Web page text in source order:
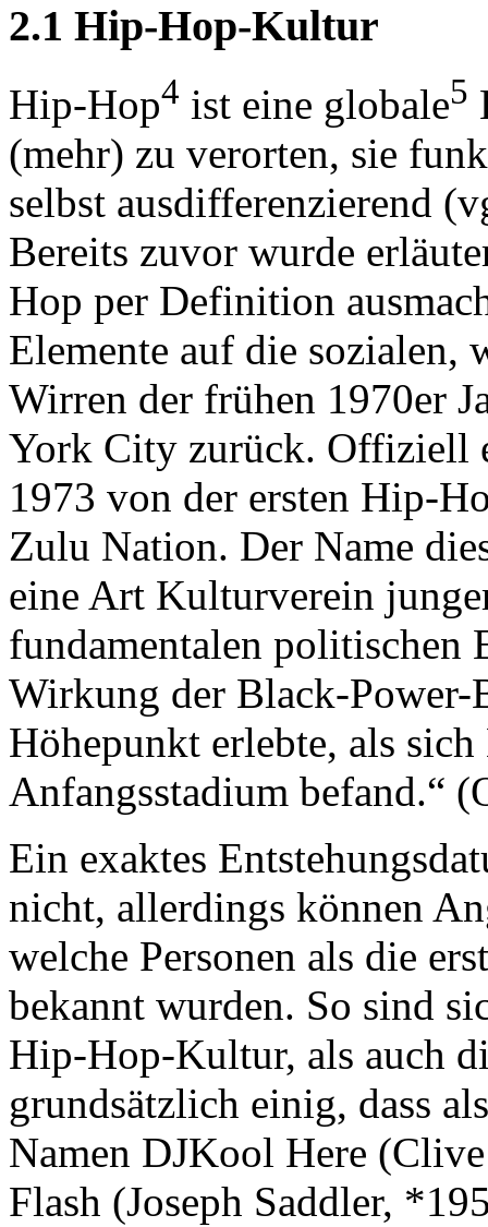
2.1 Hip-Hop-Kultur
Hip-Hop4 ist eine globale5
(mehr) zu verorten, sie
selbst ausdifferenzierend
Bereits zuvor wurde
Hop per Definition
Elemente auf die
Wirren der frühen 1970er
York City zurück. Offiziell
1973 von der ersten Hip-
Zulu Nation. Der Name
eine Art Kulturverein
fundamentalen
Wirkung der Black-Power-
Höhepunkt erlebte, als
Anfangsstadium befand.“
Ein exaktes
nicht, allerdings können
welche Personen als die
bekannt wurden. So sind
Hip-Hop-Kultur, als auch
grundsätzlich einig, dass
Namen DJKool Here
Flash (Joseph Saddler,